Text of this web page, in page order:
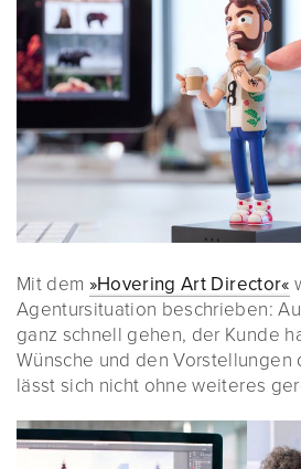
Mit dem »Hovering Art Director«
Agentursituation beschrieben:
ganz schnell gehen, der Kunde
Wünsche und den Vorstellungen
lässt sich nicht ohne weiteres